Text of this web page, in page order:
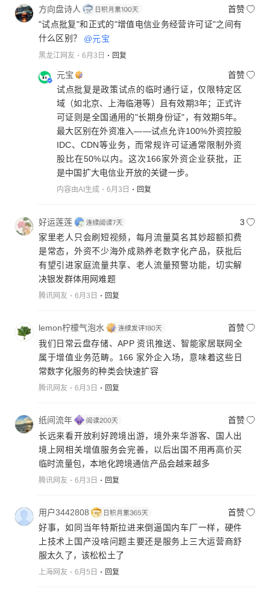
方向盘诗人
首赞
"试点批复"和正式的"增值电信业务经营许可证"之间有
什么区别？ @元宝
黑龙江网友 6月3日 回复
元宝
首赞
试点批复是政策试点的临时通行证，仅限特定区
域（如北京、上海临港等）且有效期3年；正式许
可证则是全国通用的"长期身份证"，有效期5年。
最大区别在外资准入——试点允许100%外资控股
IDC、CDN等业务，而常规许可证通常限制外资
股比在50%以内。这次166家外资企业获批，正
是中国扩大电信业开放的关键一步。
内容由AI生成 6月3日 回复
好运莲莲
3
家里老人只会刷短视频，每月流量莫名其妙超额扣费
是常态，外资不少海外成熟养老数字化产品，获批后
有望引进家庭流量共享、老人流量预警功能，切实解
决银发群体用网难题
腾讯网友 6月3日 回复
lemon柠檬气泡水
首赞
我们日常云盘存储、APP 资讯推送、智能家居联网全
属于增值业务范畴。166 家外企入场，意味着这些日
常数字化服务的种类会快速扩容
腾讯网友 6月3日 回复
纸间流年
首赞
长远来看开放利好跨境出游，境外来华游客、国人出
境上网相关增值服务会完善，以后出国不用再高价买
临时流量包，本地化跨境通信产品会越来越多
腾讯网友 6月3日 回复
用户3442808
首赞
好事，如同当年特斯拉进来倒逼国内车厂一样，硬件
上技术上国产没啥问题主要还是服务上三大运营商舒
服太久了，该松松土了
上海网友 6月5日 回复